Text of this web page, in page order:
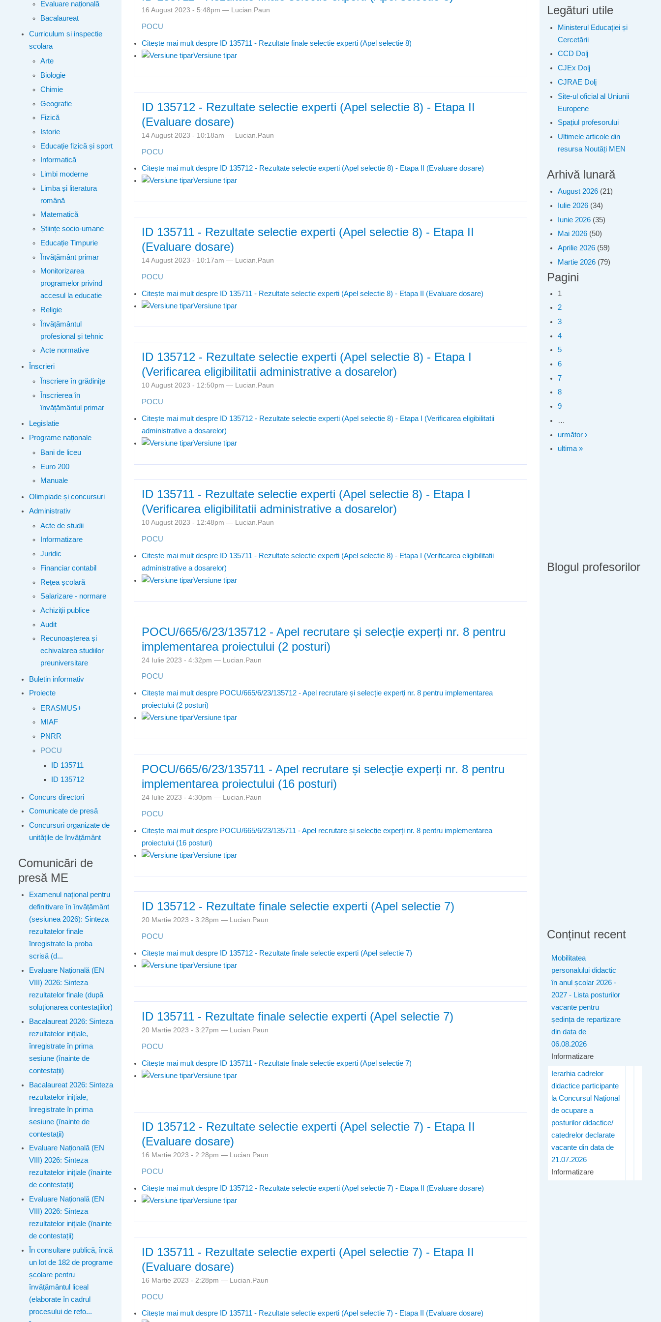
Evaluare națională
Bacalaureat
Curriculum si inspectie
scolara
Arte
Biologie
Chimie
Geografie
Fizică
Istorie
Educație fizică și sport
Informatică
Limbi moderne
Limba și literatura
română
Matematică
Științe socio-umane
Educație Timpurie
Învățământ primar
Monitorizarea
programelor privind
accesul la educatie
Religie
Învățământul
profesional și tehnic
Acte normative
Înscrieri
Înscriere în grădinițe
Înscrierea în
învățământul primar
Legislatie
Programe naționale
Bani de liceu
Euro 200
Manuale
Olimpiade și concursuri
Administrativ
Acte de studii
Informatizare
Juridic
Financiar contabil
Rețea școlară
Salarizare - normare
Achiziții publice
Audit
Recunoașterea și
echivalarea studiilor
preuniversitare
Buletin informativ
Proiecte
ERASMUS+
MIAF
PNRR
POCU
ID 135711
ID 135712
Concurs directori
Comunicate de presă
Concursuri organizate de
unitățile de învățământ
Comunicări de
presă ME
Examenul național pentru
definitivare în învățământ
(sesiunea 2026): Sinteza
rezultatelor finale
înregistrate la proba
scrisă (d...
Evaluare Națională (EN
VIII) 2026: Sinteza
rezultatelor finale (după
soluționarea contestațiilor)
Bacalaureat 2026: Sinteza
rezultatelor inițiale,
înregistrate în prima
sesiune (înainte de
contestații)
Bacalaureat 2026: Sinteza
rezultatelor inițiale,
înregistrate în prima
sesiune (înainte de
contestații)
Evaluare Națională (EN
VIII) 2026: Sinteza
rezultatelor inițiale (înainte
de contestații)
Evaluare Națională (EN
VIII) 2026: Sinteza
rezultatelor inițiale (înainte
de contestații)
În consultare publică, încă
un lot de 182 de programe
școlare pentru
învățământul liceal
(elaborate în cadrul
procesului de refo...
16 August 2023 - 5:48pm — Lucian.Paun
POCU
Citește mai mult despre ID 135711 - Rezultate finale selectie experti (Apel selectie 8)
Versiune tipar
ID 135712 - Rezultate selectie experti (Apel selectie 8) - Etapa II
(Evaluare dosare)
14 August 2023 - 10:18am — Lucian.Paun
POCU
Citește mai mult despre ID 135712 - Rezultate selectie experti (Apel selectie 8) - Etapa II (Evaluare dosare)
Versiune tipar
ID 135711 - Rezultate selectie experti (Apel selectie 8) - Etapa II
(Evaluare dosare)
14 August 2023 - 10:17am — Lucian.Paun
POCU
Citește mai mult despre ID 135711 - Rezultate selectie experti (Apel selectie 8) - Etapa II (Evaluare dosare)
Versiune tipar
ID 135712 - Rezultate selectie experti (Apel selectie 8) - Etapa I
(Verificarea eligibilitatii administrative a dosarelor)
10 August 2023 - 12:50pm — Lucian.Paun
POCU
Citește mai mult despre ID 135712 - Rezultate selectie experti (Apel selectie 8) - Etapa I (Verificarea eligibilitatii
administrative a dosarelor)
Versiune tipar
ID 135711 - Rezultate selectie experti (Apel selectie 8) - Etapa I
(Verificarea eligibilitatii administrative a dosarelor)
10 August 2023 - 12:48pm — Lucian.Paun
POCU
Citește mai mult despre ID 135711 - Rezultate selectie experti (Apel selectie 8) - Etapa I (Verificarea eligibilitatii
administrative a dosarelor)
Versiune tipar
POCU/665/6/23/135712 - Apel recrutare și selecție experți nr. 8 pentru
implementarea proiectului (2 posturi)
24 Iulie 2023 - 4:32pm — Lucian.Paun
POCU
Citește mai mult despre POCU/665/6/23/135712 - Apel recrutare și selecție experți nr. 8 pentru implementarea
proiectului (2 posturi)
Versiune tipar
POCU/665/6/23/135711 - Apel recrutare și selecție experți nr. 8 pentru
implementarea proiectului (16 posturi)
24 Iulie 2023 - 4:30pm — Lucian.Paun
POCU
Citește mai mult despre POCU/665/6/23/135711 - Apel recrutare și selecție experți nr. 8 pentru implementarea
proiectului (16 posturi)
Versiune tipar
ID 135712 - Rezultate finale selectie experti (Apel selectie 7)
20 Martie 2023 - 3:28pm — Lucian.Paun
POCU
Citește mai mult despre ID 135712 - Rezultate finale selectie experti (Apel selectie 7)
Versiune tipar
ID 135711 - Rezultate finale selectie experti (Apel selectie 7)
20 Martie 2023 - 3:27pm — Lucian.Paun
POCU
Citește mai mult despre ID 135711 - Rezultate finale selectie experti (Apel selectie 7)
Versiune tipar
ID 135712 - Rezultate selectie experti (Apel selectie 7) - Etapa II
(Evaluare dosare)
16 Martie 2023 - 2:28pm — Lucian.Paun
POCU
Citește mai mult despre ID 135712 - Rezultate selectie experti (Apel selectie 7) - Etapa II (Evaluare dosare)
Versiune tipar
ID 135711 - Rezultate selectie experti (Apel selectie 7) - Etapa II
(Evaluare dosare)
16 Martie 2023 - 2:28pm — Lucian.Paun
POCU
Citește mai mult despre ID 135711 - Rezultate selectie experti (Apel selectie 7) - Etapa II (Evaluare dosare)
Legături utile
Ministerul Educației și
Cercetării
CCD Dolj
CJEx Dolj
CJRAE Dolj
Site-ul oficial al Uniunii
Europene
Spațiul profesorului
Ultimele articole din
resursa Noutăți MEN
Arhivă lunară
August 2026 (21)
Iulie 2026 (34)
Iunie 2026 (35)
Mai 2026 (50)
Aprilie 2026 (59)
Martie 2026 (79)
Pagini
1
2
3
4
5
6
7
8
9
…
următor ›
ultima »
Blogul profesorilor
Conținut recent
Mobilitatea
personalului didactic
în anul școlar 2026 -
2027 - Lista posturilor
vacante pentru
ședința de repartizare
din data de
06.08.2026
Informatizare
Ierarhia cadrelor
didactice participante
la Concursul Național
de ocupare a
posturilor didactice/
catedrelor declarate
vacante din data de
21.07.2026
Informatizare